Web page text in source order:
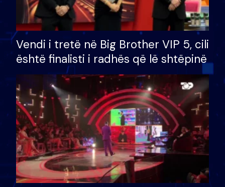
Vendi i tretë në Big Brother VIP 5, cili
është finalisti i radhës që lë shtëpinë